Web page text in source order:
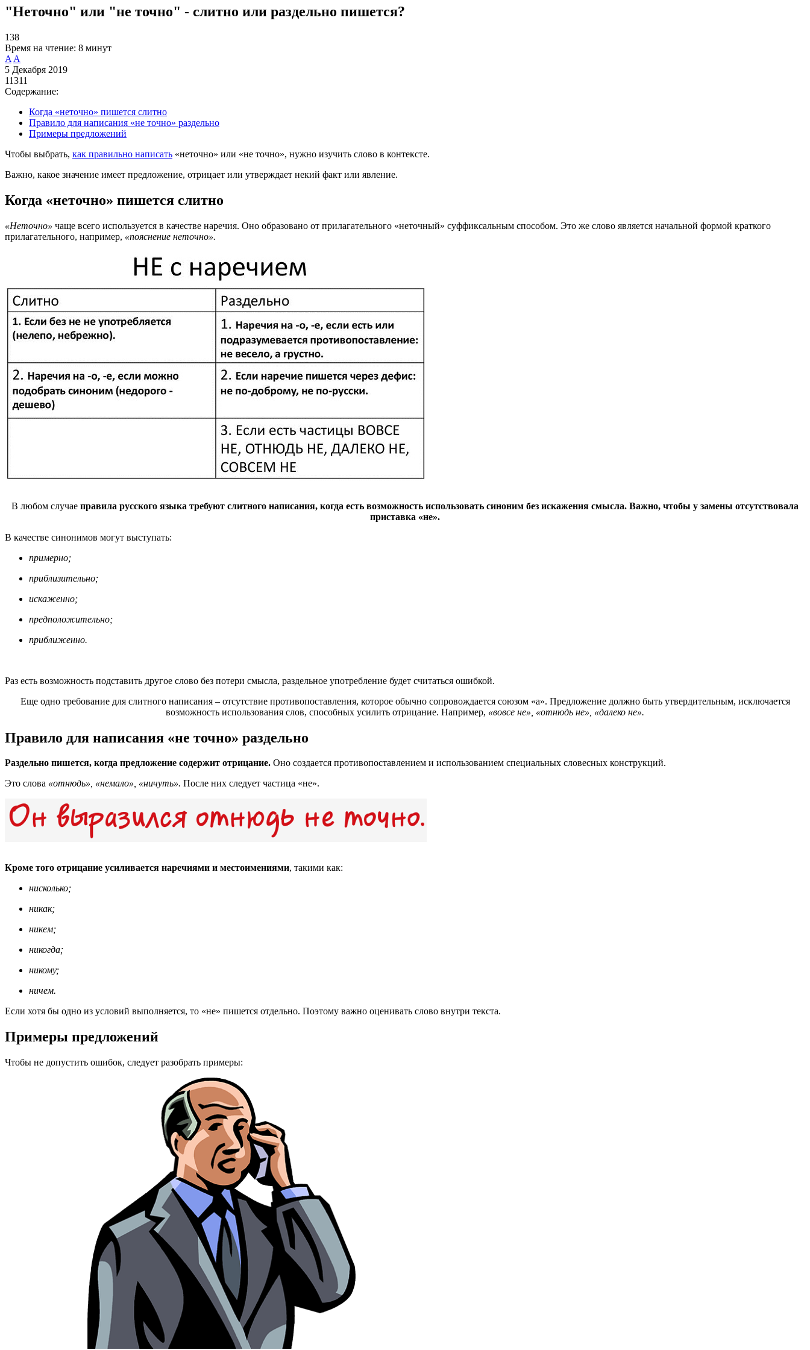
"Неточно" или "не точно" - слитно или раздельно пишется?
138
Время на чтение: 8 минут
A A
5 Декабря 2019
11311
Содержание:
Когда «неточно» пишется слитно
Правило для написания «не точно» раздельно
Примеры предложений
Чтобы выбрать, как правильно написать «неточно» или «не точно», нужно изучить слово в контексте.
Важно, какое значение имеет предложение, отрицает или утверждает некий факт или явление.
Когда «неточно» пишется слитно
«Неточно» чаще всего используется в качестве наречия. Оно образовано от прилагательного «неточный» суффиксальным способом. Это же слово является начальной формой краткого
прилагательного, например, «пояснение неточно».
В любом случае правила русского языка требуют слитного написания, когда есть возможность использовать синоним без искажения смысла. Важно, чтобы у замены отсутствовала
приставка «не».
В качестве синонимов могут выступать:
примерно;
приблизительно;
искаженно;
предположительно;
приближенно.
Раз есть возможность подставить другое слово без потери смысла, раздельное употребление будет считаться ошибкой.
Еще одно требование для слитного написания – отсутствие противопоставления, которое обычно сопровождается союзом «а». Предложение должно быть утвердительным, исключается
возможность использования слов, способных усилить отрицание. Например, «вовсе не», «отнюдь не», «далеко не».
Правило для написания «не точно» раздельно
Раздельно пишется, когда предложение содержит отрицание. Оно создается противопоставлением и использованием специальных словесных конструкций.
Это слова «отнюдь», «немало», «ничуть». После них следует частица «не».
Кроме того отрицание усиливается наречиями и местоимениями, такими как:
нисколько;
никак;
никем;
никогда;
никому;
ничем.
Если хотя бы одно из условий выполняется, то «не» пишется отдельно. Поэтому важно оценивать слово внутри текста.
Примеры предложений
Чтобы не допустить ошибок, следует разобрать примеры: